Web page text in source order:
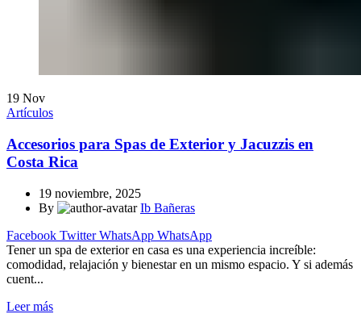
19 Nov
Artículos
Accesorios para Spas de Exterior y Jacuzzis en
Costa Rica
19 noviembre, 2025
By
Ib Bañeras
Facebook Twitter WhatsApp WhatsApp
Tener un spa de exterior en casa es una experiencia increíble:
comodidad, relajación y bienestar en un mismo espacio. Y si además
cuent...
Leer más